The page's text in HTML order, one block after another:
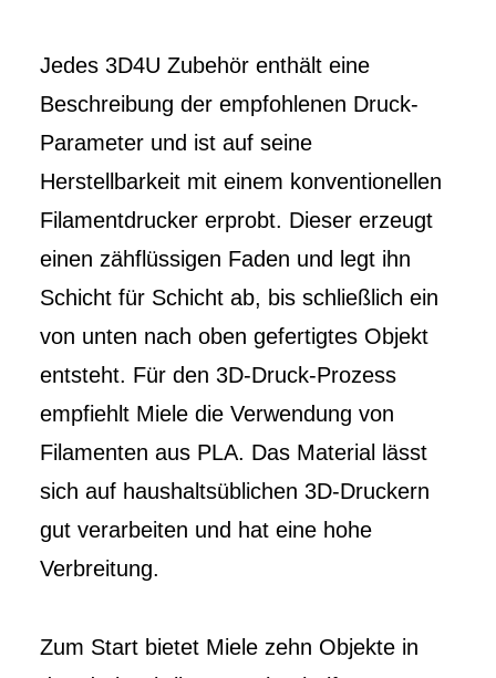
Jedes 3D4U Zubehör enthält eine
Beschreibung der empfohlenen Druck-
Parameter und ist auf seine
Herstellbarkeit mit einem konventionellen
Filamentdrucker erprobt. Dieser erzeugt
einen zähflüssigen Faden und legt ihn
Schicht für Schicht ab, bis schließlich ein
von unten nach oben gefertigtes Objekt
entsteht. Für den 3D-Druck-Prozess
empfiehlt Miele die Verwendung von
Filamenten aus PLA. Das Material lässt
sich auf haushaltsüblichen 3D-Druckern
gut verarbeiten und hat eine hohe
Verbreitung.
Zum Start bietet Miele zehn Objekte in